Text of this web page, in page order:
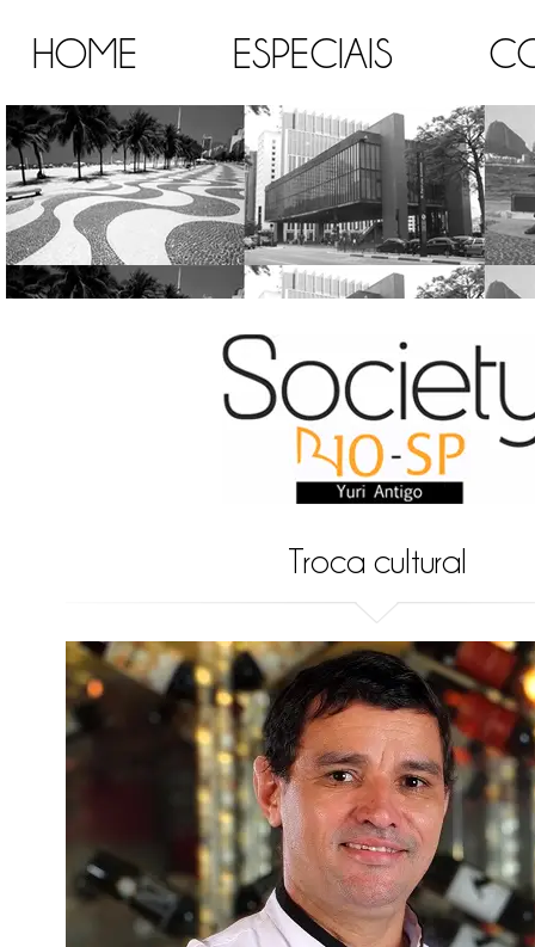
HOME ESPECIAIS
Troca cultural